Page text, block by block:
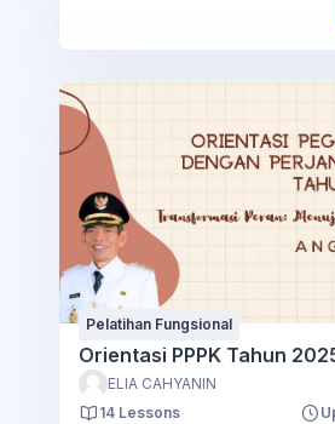
Pelatihan Fungsional
Orientasi PPPK Tahun
ELIA CAHYANIN
14 Lessons